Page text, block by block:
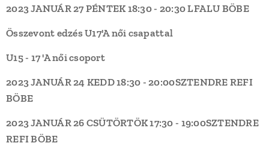
2023 JANUÁR 27 PÉNTEK18:30 - 20:30LFALU BÖBE
Összevont edzés U17'A női csapattal
U15 - 17 'A női csoport
2023 JANUÁR 24 KEDD18:30 - 20:00SZTENDRE REFI
BÖBE
2023 JANUÁR 26 CSÜTÖRTÖK17:30 - 19:00SZTENDRE
REFIBÖBE